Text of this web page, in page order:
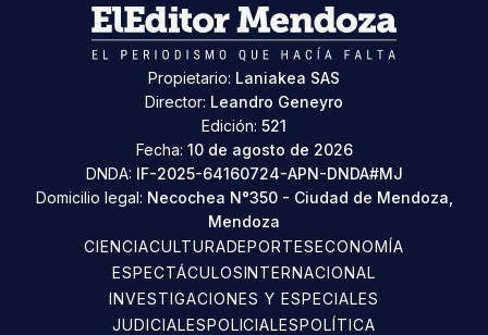
Propietario: Laniakea SAS
Director: Leandro Geneyro
Edición: 521
Fecha: 10 de agosto de 2026
DNDA: IF-2025-64160724-APN-DNDA#MJ
Domicilio legal: Necochea N°350 - Ciudad de Mendoza,
Mendoza
CIENCIACULTURADEPORTESECONOMÍA
ESPECTÁCULOSINTERNACIONAL
INVESTIGACIONES Y ESPECIALES
JUDICIALESPOLICIALESPOLÍTICA